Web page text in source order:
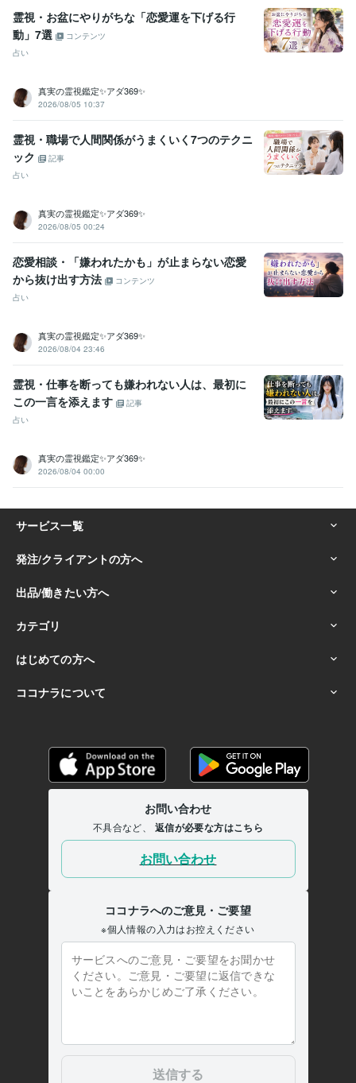
霊視・お盆にやりがちな「恋愛運を下げる行
動」7選
コンテンツ
占い
真実の霊視鑑定✨アダ369✨
2026/08/05 10:37
霊視・職場で人間関係がうまくいく7つのテクニ
ック
記事
占い
真実の霊視鑑定✨アダ369✨
2026/08/05 00:24
恋愛相談・「嫌われたかも」が止まらない恋愛
から抜け出す方法
コンテンツ
占い
真実の霊視鑑定✨アダ369✨
2026/08/04 23:46
霊視・仕事を断っても嫌われない人は、最初に
この一言を添えます
記事
占い
真実の霊視鑑定✨アダ369✨
2026/08/04 00:00